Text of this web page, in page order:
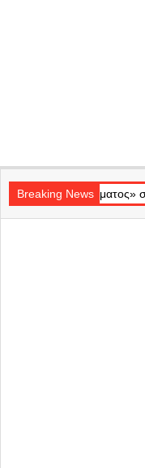
Navigation
Menu
Breaking News
στις φλόγες – Η